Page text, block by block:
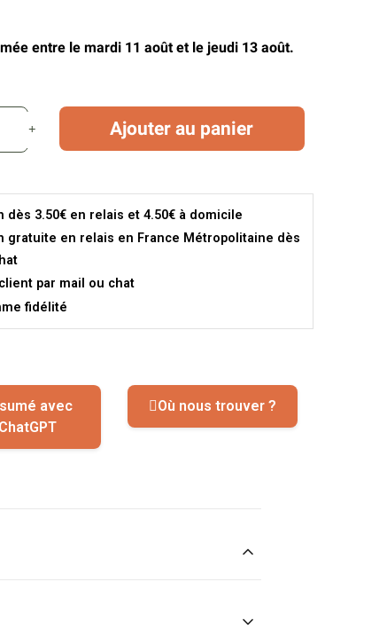
entre le mardi 11 août et le jeudi 13 août.
Ajouter au panier
dès 3.50€ en relais et 4.50€ à domicile
gratuite en relais en France Métropolitaine dès
par mail ou chat
fidélité
avec
ChatGPT
Où nous trouver ?